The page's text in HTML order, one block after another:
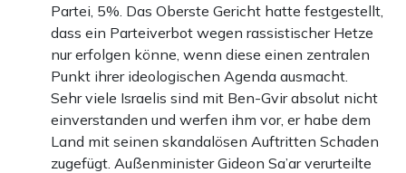
Partei, 5%. Das Oberste Gericht hatte festgestellt,
dass ein Parteiverbot wegen rassistischer Hetze
nur erfolgen könne, wenn diese einen zentralen
Punkt ihrer ideologischen Agenda ausmacht.
Sehr viele Israelis sind mit Ben-Gvir absolut nicht
einverstanden und werfen ihm vor, er habe dem
Land mit seinen skandalösen Auftritten Schaden
zugefügt. Außenminister Gideon Sa’ar verurteilte